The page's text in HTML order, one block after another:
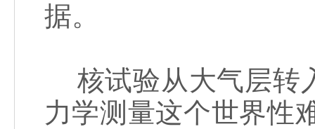
据。
核试验从大气层转
力学测量这个世界性